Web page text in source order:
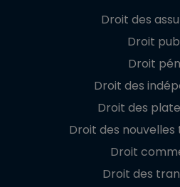
Droit des
Droit
Droit
Droit des
Droit des
Droit des
Droit
Droit des